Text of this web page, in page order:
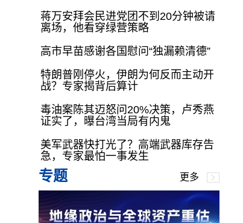
蒋万安拜会民进党团不到20分钟被请
离场，他看穿绿营策略
高市早苗感谢各国慰问“独漏赖清德”
特朗普刚停火，伊朗为何反而主动开
战？专家揭背后算计
毒油案陈其迈怒问20%决策，卢秀燕
证实了，曝台湾当局有内鬼
美军武器快打光了？高端武器库存告
急，专家最怕一事发生
专题 更多